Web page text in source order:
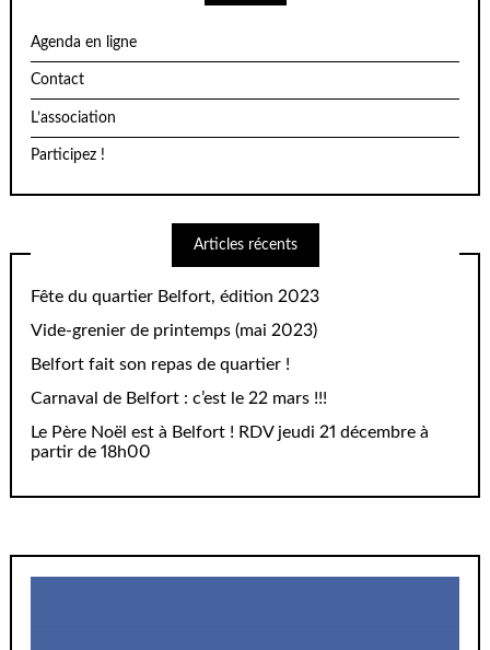
Agenda en ligne
Contact
L’association
Participez !
Articles récents
Fête du quartier Belfort, édition 2023
Vide-grenier de printemps (mai 2023)
Belfort fait son repas de quartier !
Carnaval de Belfort : c’est le 22 mars !!!
Le Père Noël est à Belfort ! RDV jeudi 21 décembre à
partir de 18h00